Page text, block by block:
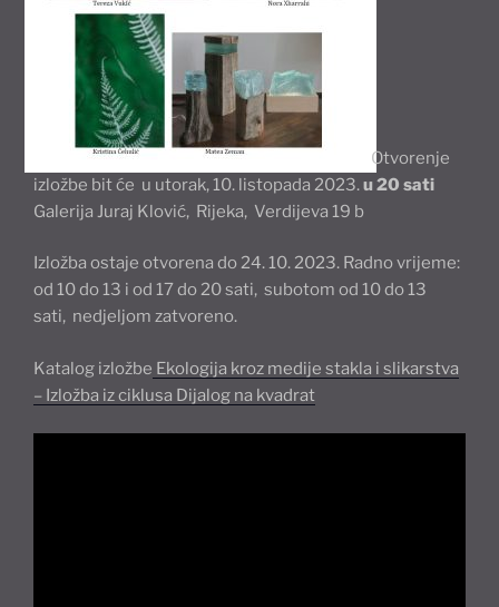
Otvorenje
izložbe bit će u utorak, 10. listopada 2023.u 20 sati
Galerija Juraj Klović, Rijeka, Verdijeva 19 b
Izložba ostaje otvorena do 24. 10. 2023. Radno vrijeme:
od 10 do 13 i od 17 do 20 sati, subotom od 10 do 13
sati, nedjeljom zatvoreno.
Katalog izložbe Ekologija kroz medije stakla i slikarstva
– Izložba iz ciklusa Dijalog na kvadrat